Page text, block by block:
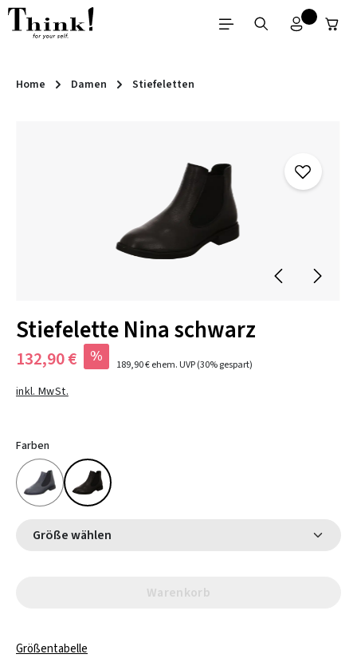
Zum Hauptinhalt springen
Home Damen Stiefeletten
Stiefelette Nina schwarz
132,90 € % 189,90 €ehem. UVP(30% gespart)
inkl. MwSt.
Farben
Größe wählen
Warenkorb
Größentabelle